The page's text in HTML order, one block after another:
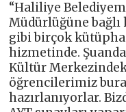
“Haliliye
Müdürlüğüne
gibi birçok
hizmetinde.
Kültür
öğrencilerimiz
hazırlanıyorlar.